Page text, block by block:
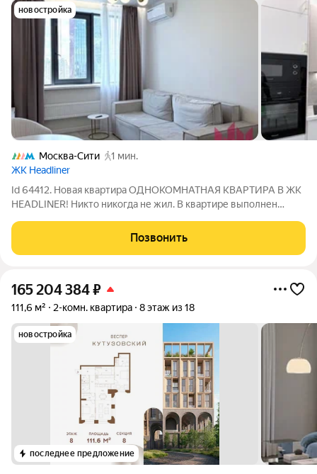
новостройка
Москва-Сити
1 мин.
ЖК Headliner
Id 64412. Новая квартира ОДНОКОМНАТНАЯ КВАРТИРА В ЖК
HEADLINER! Никто никогда не жил. В квартире выполнен
Москва-сити, по крытому пешеходному переходу. Высокая
транспортная доступность.
Позвонить
165 204 384₽
111,6 м² 2-комн. квартира 8 этаж из 18
новостройка
последнее предложение